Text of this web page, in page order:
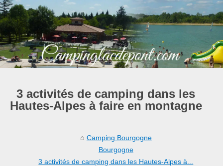
3 activités de camping dans les
Hautes-Alpes à faire en montagne
Camping Bourgogne
Bourgogne
3 activités de camping dans les Hautes-Alpes à...